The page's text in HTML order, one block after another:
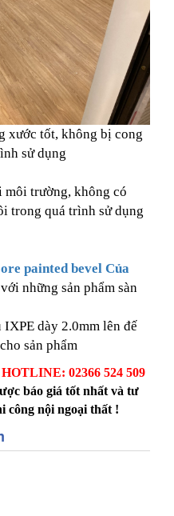
xước tốt, không bị cong
sử dụng
môi trường, không có
trong quá trình sử dụng
painted bevel Của
những sản phẩm sàn
dày 2.0mm lên đế
sản phẩm
HOTLINE: 02366 524 509
báo giá tốt nhất và tư
công nội ngoại thất !